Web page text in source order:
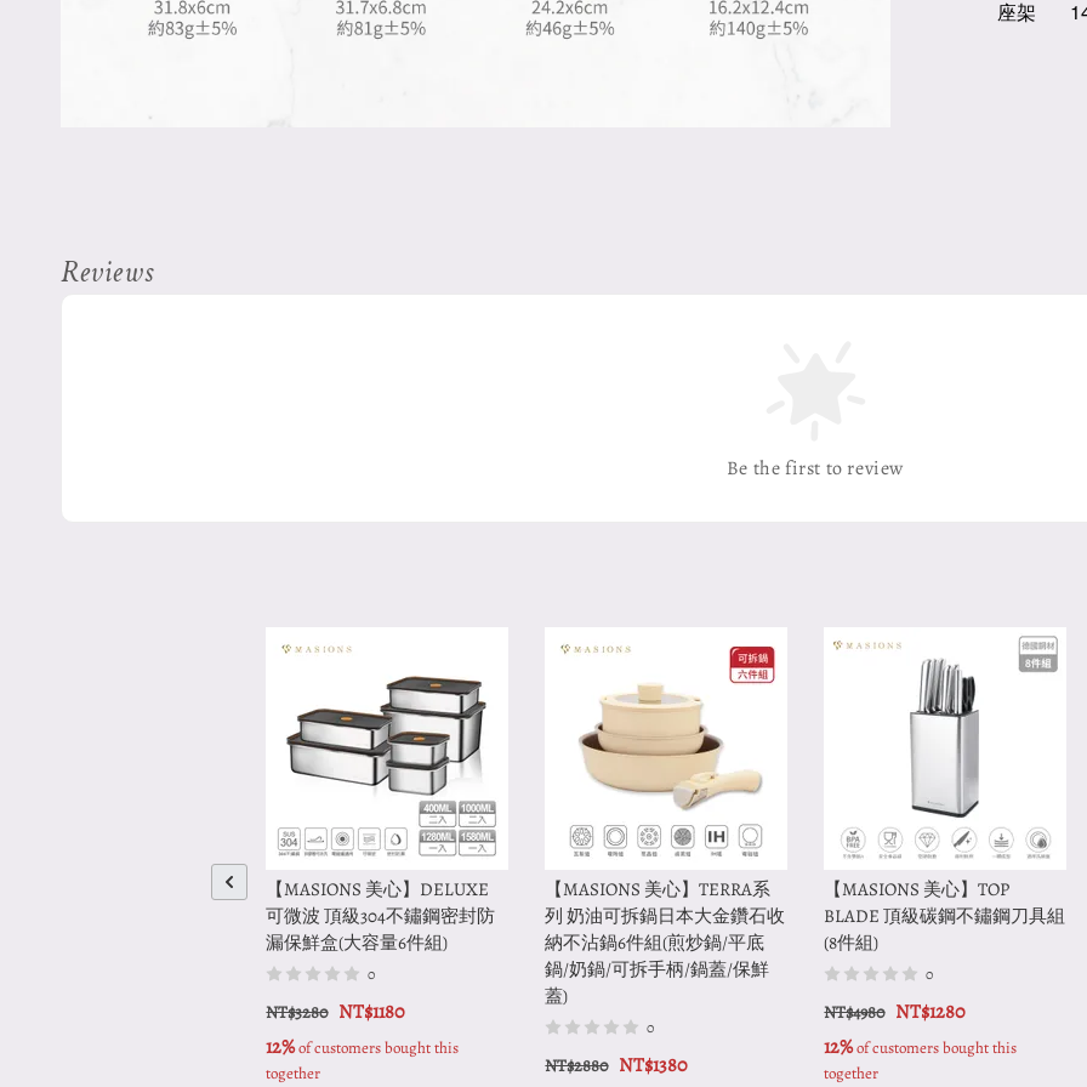
座架
Reviews
Be the first to review
【MASIONS 美心】DELUXE
可微波 頂級304不鏽鋼密封防
漏保鮮盒(大容量6件組)
0
NT$3280 NT$1180
12% of customers bought this
together
【MASIONS 美心】TERRA系
列 奶油可拆鍋日本大金鑽石收
納不沾鍋6件組(煎炒鍋/平底
鍋/奶鍋/可拆手柄/鍋蓋/保鮮
蓋)
0
NT$2880 NT$1380
【MASIONS 美心】TOP
BLADE 頂級碳鋼不鏽鋼刀具組
(8件組)
0
NT$4980 NT$1280
12% of customers bought this
together